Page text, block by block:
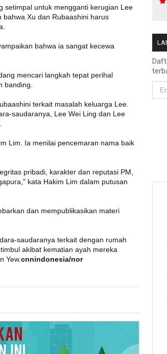
setimpal untuk mengganti kerugian Lee
Xu dan Rubaashini harus
bahwa ia sangat kecewa
mencari langkah tepat perihal
banding.
terkait masalah keluarga Lee.
saudaranya, Lee Wei Ling dan Lee
Lim. Ia menilai pencemaran nama baik
pribadi, karakter dan reputasi PM,
kata Hakim Lim dalam putusan
dan mempublikasikan materi
saudaranya terkait dengan rumah
akibat kematian ayah mereka
Yew.cnnindonesia/nor